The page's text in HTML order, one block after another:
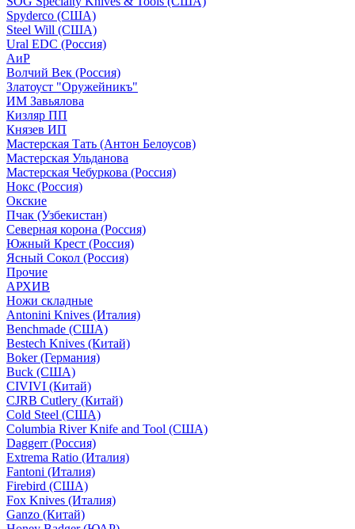
Spyderco (США)
Steel Will (США)
Ural EDC (Россия)
АиР
Волчий Век (Россия)
Златоуст "Оружейникъ"
ИМ Завьялова
Кизляр ПП
Князев ИП
Мастерская Тать (Антон Белоусов)
Мастерская Ульданова
Мастерская Чебуркова (Россия)
Нокс (Россия)
Окские
Пчак (Узбекистан)
Северная корона (Россия)
Южный Крест (Россия)
Ясный Сокол (Россия)
Прочие
АРХИВ
Ножи складные
Antonini Knives (Италия)
Benchmade (США)
Bestech Knives (Китай)
Boker (Германия)
Buck (США)
CIVIVI (Китай)
CJRB Cutlery (Китай)
Cold Steel (США)
Columbia River Knife and Tool (США)
Daggerr (Россия)
Extrema Ratio (Италия)
Fantoni (Италия)
Firebird (США)
Fox Knives (Италия)
Ganzo (Китай)